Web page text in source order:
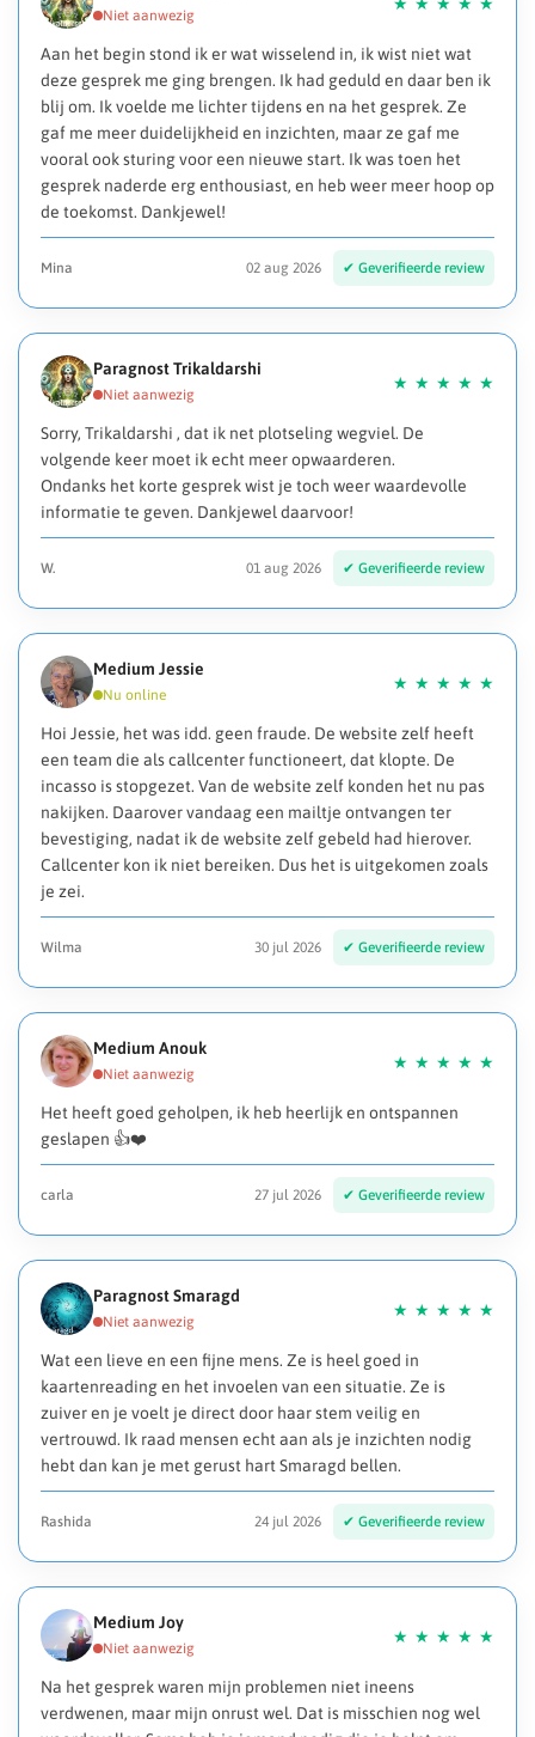
Aan het begin stond ik er wat wisselend in, ik wist niet wat
deze gesprek me ging brengen. Ik had geduld en daar ben ik
blij om. Ik voelde me lichter tijdens en na het gesprek. Ze
gaf me meer duidelijkheid en inzichten, maar ze gaf me
vooral ook sturing voor een nieuwe start. Ik was toen het
gesprek naderde erg enthousiast, en heb weer meer hoop op
de toekomst. Dankjewel!
Mina 02 aug 2026
Paragnost Trikaldarshi
Sorry, Trikaldarshi , dat ik net plotseling wegviel. De
volgende keer moet ik echt meer opwaarderen.
Ondanks het korte gesprek wist je toch weer waardevolle
informatie te geven. Dankjewel daarvoor!
W. 01 aug 2026
Medium Jessie
Hoi Jessie, het was idd. geen fraude. De website zelf heeft
een team die als callcenter functioneert, dat klopte. De
incasso is stopgezet. Van de website zelf konden het nu pas
nakijken. Daarover vandaag een mailtje ontvangen ter
bevestiging, nadat ik de website zelf gebeld had hierover.
Callcenter kon ik niet bereiken. Dus het is uitgekomen zoals
je zei.
Wilma 30 jul 2026
Medium Anouk
Het heeft goed geholpen, ik heb heerlijk en ontspannen
geslapen 👍❤️
carla 27 jul 2026
Paragnost Smaragd
Wat een lieve en een fijne mens. Ze is heel goed in
kaartenreading en het invoelen van een situatie. Ze is
zuiver en je voelt je direct door haar stem veilig en
vertrouwd. Ik raad mensen echt aan als je inzichten nodig
hebt dan kan je met gerust hart Smaragd bellen.
Rashida 24 jul 2026
Medium Joy
Na het gesprek waren mijn problemen niet ineens
verdwenen, maar mijn onrust wel. Dat is misschien nog wel